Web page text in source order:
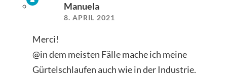
Manuela
8. APRIL 2021
Merci!
@in dem meisten Fälle mache ich meine
Gürtelschlaufen auch wie in der Industrie.